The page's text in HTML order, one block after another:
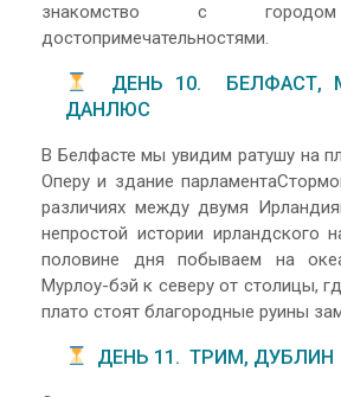
знакомство с
достопримечательностями.
ДЕНЬ 10. БЕЛФАСТ,
ДАНЛЮС
В Белфасте мы увидим ратушу на
Оперу и здание
различиях между двумя
непростой истории ирландского
половине дня побываем на
Мурлоу-бэй к северу от столицы,
плато стоят благородные руины
ДЕНЬ 11. ТРИМ, ДУБЛИН